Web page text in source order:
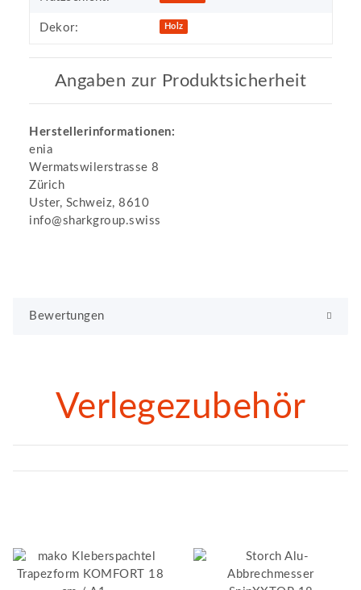
Dekor: Holz
Angaben zur Produktsicherheit
Herstellerinformationen:
enia
Wermatswilerstrasse 8
Zürich
Uster, Schweiz, 8610
info@sharkgroup.swiss
Bewertungen
Verlegezubehör